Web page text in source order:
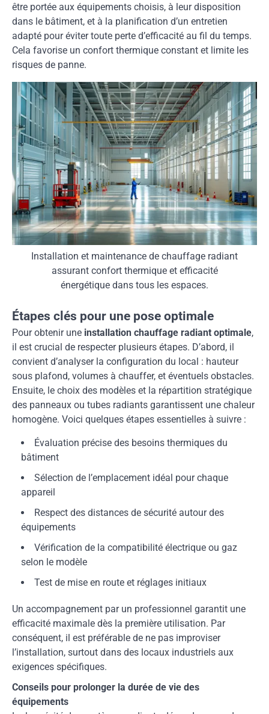
être portée aux équipements choisis, à leur disposition
dans le bâtiment, et à la planification d’un entretien
adapté pour éviter toute perte d’efficacité au fil du temps.
Cela favorise un confort thermique constant et limite les
risques de panne.
Installation et maintenance de chauffage radiant
assurant confort thermique et efficacité
énergétique dans tous les espaces.
Étapes clés pour une pose optimale
Pour obtenir une installation chauffage radiant optimale,
il est crucial de respecter plusieurs étapes. D’abord, il
convient d’analyser la configuration du local : hauteur
sous plafond, volumes à chauffer, et éventuels obstacles.
Ensuite, le choix des modèles et la répartition stratégique
des panneaux ou tubes radiants garantissent une chaleur
homogène. Voici quelques étapes essentielles à suivre :
Évaluation précise des besoins thermiques du
bâtiment
Sélection de l’emplacement idéal pour chaque
appareil
Respect des distances de sécurité autour des
équipements
Vérification de la compatibilité électrique ou gaz
selon le modèle
Test de mise en route et réglages initiaux
Un accompagnement par un professionnel garantit une
efficacité maximale dès la première utilisation. Par
conséquent, il est préférable de ne pas improviser
l’installation, surtout dans des locaux industriels aux
exigences spécifiques.
Conseils pour prolonger la durée de vie des
équipements